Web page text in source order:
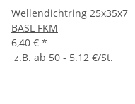
Wellendichtring 25x35x7
BASL FKM
6,40 € *
z.B. ab 50 - 5.12 €/St.